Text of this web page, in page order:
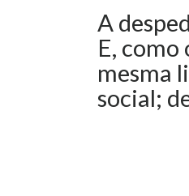
A
E,
mesma
social;